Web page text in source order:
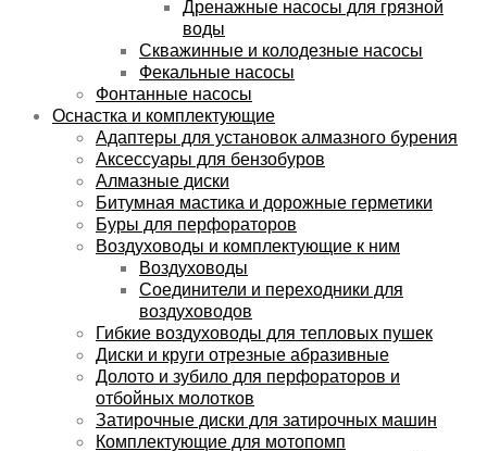
Дренажные насосы для грязной
воды
Скважинные и колодезные насосы
Фекальные насосы
Фонтанные насосы
Оснастка и комплектующие
Адаптеры для установок алмазного бурения
Аксессуары для бензобуров
Алмазные диски
Битумная мастика и дорожные герметики
Буры для перфораторов
Воздуховоды и комплектующие к ним
Воздуховоды
Соединители и переходники для
воздуховодов
Гибкие воздуховоды для тепловых пушек
Диски и круги отрезные абразивные
Долото и зубило для перфораторов и
отбойных молотков
Затирочные диски для затирочных машин
Комплектующие для мотопомп